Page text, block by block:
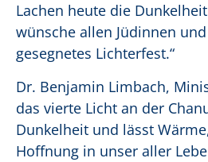
Lachen heute die
wünsche allen Jüdinnen
gesegnetes Lichterfest.“
Dr. Benjamin Limbach,
das vierte Licht an der
Dunkelheit und lässt
Hoffnung in unser aller